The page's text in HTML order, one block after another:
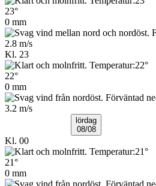
23°
0 mm
2.8 m/s
Kl. 23
22°
0 mm
3.2 m/s
lördag
08/08
Kl. 00
21°
0 mm